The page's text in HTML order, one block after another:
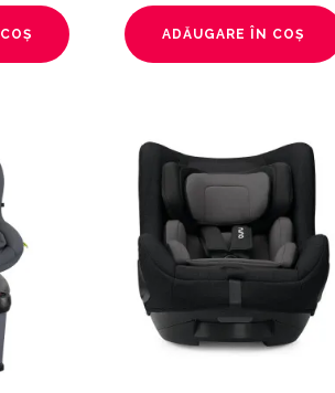
ADĂUGARE ÎN COȘ